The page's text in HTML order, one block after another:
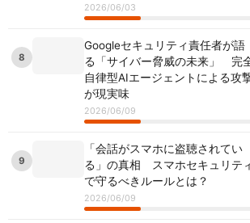
2026/06/03
8
Googleセキュリティ責任者が語
る「サイバー脅威の未来」 完
自律型AIエージェントによる攻
が現実味
2026/06/09
9
「会話がスマホに盗聴されてい
る」の真相 スマホセキュリテ
で守るべきルールとは？
2026/06/09